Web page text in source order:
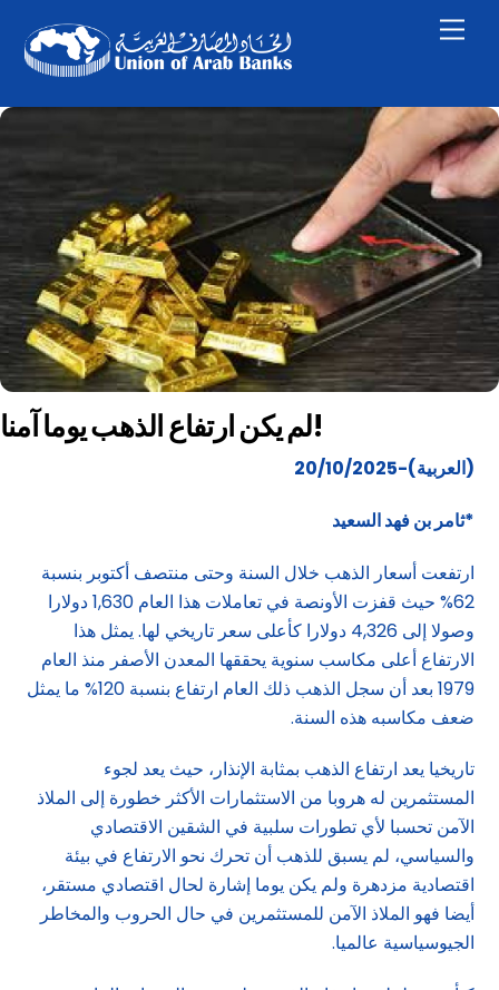
content
لم يكن ارتفاع الذهب يوما آمنا!
(العربية)-20/10/2025
*ثامر بن فهد السعيد
ارتفعت أسعار الذهب خلال السنة وحتى منتصف أكتوبر بنسبة
62% حيث قفزت الأونصة في تعاملات هذا العام 1,630 دولارا
وصولا إلى 4,326 دولارا كأعلى سعر تاريخي لها. يمثل هذا
الارتفاع أعلى مكاسب سنوية يحققها المعدن الأصفر منذ العام
1979 بعد أن سجل الذهب ذلك العام ارتفاع بنسبة 120% ما يمثل
ضعف مكاسبه هذه السنة.
تاريخيا يعد ارتفاع الذهب بمثابة الإنذار، حيث يعد لجوء
المستثمرين له هروبا من الاستثمارات الأكثر خطورة إلى الملاذ
الآمن تحسبا لأي تطورات سلبية في الشقين الاقتصادي
والسياسي، لم يسبق للذهب أن تحرك نحو الارتفاع في بيئة
اقتصادية مزدهرة ولم يكن يوما إشارة لحال اقتصادي مستقر،
أيضا فهو الملاذ الآمن للمستثمرين في حال الحروب والمخاطر
الجيوسياسية عالميا.